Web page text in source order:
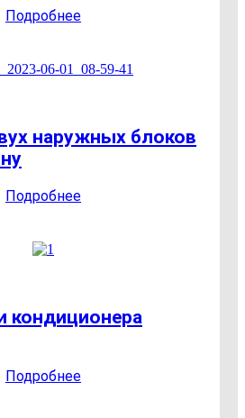
Подробнее
наружных блоков
Подробнее
кондиционера
Подробнее